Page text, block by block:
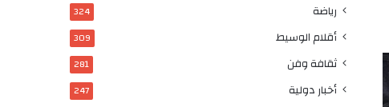
رياضة 324
أقلام الوسيط 309
ثقافة وفن 281
أخبار دولية 247